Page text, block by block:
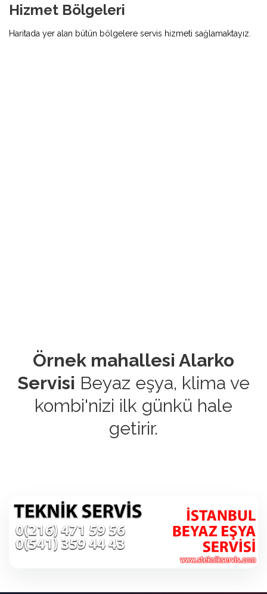
Hizmet Bölgeleri
Haritada yer alan bütün bölgelere servis hizmeti sağlamaktayız.
Örnek mahallesi Alarko
Servisi Beyaz eşya, klima ve
kombi'nizi ilk günkü hale
getirir.